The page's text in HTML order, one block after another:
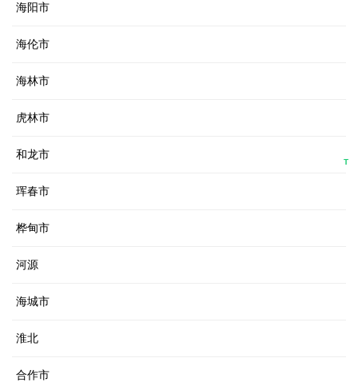
海阳市
海伦市
海林市
虎林市
和龙市
珲春市
桦甸市
河源
海城市
淮北
合作市
T